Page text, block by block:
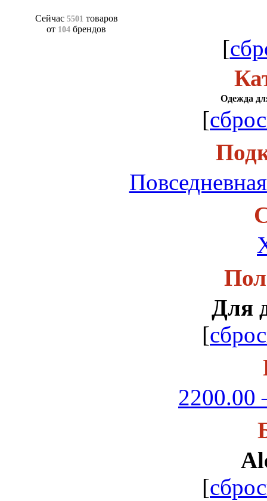
Сейчас 5501 товаров
от 104 брендов
[
Одежда
[
Для
[
2200.00
[